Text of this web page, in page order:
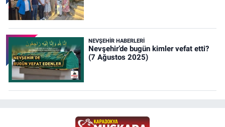
NEVŞEHIR HABERLERI
Nevşehir’de bugün kimler vefat etti?
(7 Ağustos 2025)